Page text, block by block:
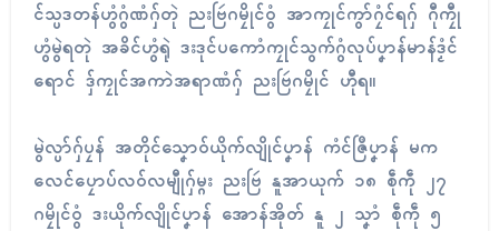
ၚ်သ္ပဒတန်ဟွံဂွံဏံဂှ်တုဲ ညးဗြဴဂမၠိုၚ်ဝွံ အာကၠုၚ်ကွာ်ဂၠံၚ်ရဂှ် ဂီုကၠီု
ဟွံမွဲရတုဲ အခိၚ်ဟွံရုဲ ဒးဒုၚ်ပကောံကၠုၚ်သွက်ဂွံလုပ်ပၞာန်မာန်ဒၟံၚ်
ရောၚ် ဒှ်ကၠုၚ်အကာဲအရာဏံဂှ် ညးဗြဴဂမၠိုၚ် ဟီုရ။
မွဲလ္ပာ်ဂှ်ပၠန် အတိုၚ်သၞောဝ်ယိုက်လျိုၚ်ပၞာန် ကံၚ်ဇြဳပၞာန် မက
လေၚ်ပၠောပ်လဝ်လမျီုဂှ်မ္ဂး ညးဗြဴ နူအာယုက် ၁၈ စဵုကဵု ၂၇
ဂမၠိုၚ်ဝွံ ဒးယိုက်လျိုၚ်ပၞာန် အောန်အိုတ် နူ ၂ သၞာံ စဵုကဵု ၅